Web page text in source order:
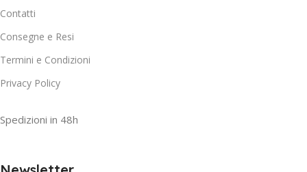
Contatti
Consegne e Resi
Termini e Condizioni
Privacy Policy
Spedizioni in 48h